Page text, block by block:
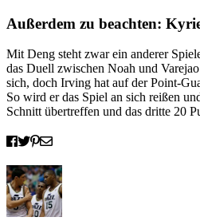
Außerdem zu beachten:
Mit Deng steht zwar ein anderer
das Duell zwischen Noah und
sich, doch Irving hat auf der Point-
So wird er das Spiel an sich reißen
Schnitt übertreffen und das dritte 20